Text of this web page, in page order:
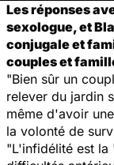
Les réponses
sexologue, et
conjugale et
couples et
"Bien sûr un
relever du jardin
même d'avoir
la volonté de
"L'infidélité est la